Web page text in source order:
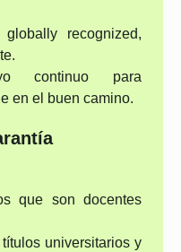
recognized,
continuo para
en el buen camino.
que son docentes
universitarios y